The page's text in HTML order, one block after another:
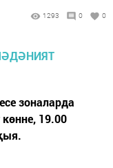
1293 0 0
зоналарда
19.00